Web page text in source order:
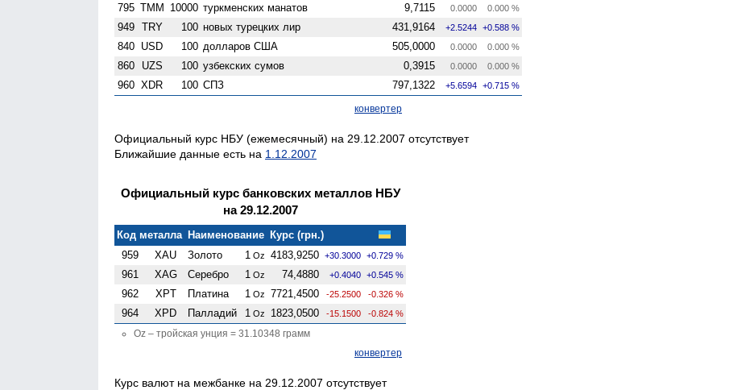
795 TMM 10000 туркменских манатов 9,7115 0.0000 0.000 %
949 TRY 100 новых турецких лир 431,9164 +2.5244 +0.588 %
840 USD 100 долларов США 505,0000 0.0000 0.000 %
860 UZS 100 узбекских сумов 0,3915 0.0000 0.000 %
960 XDR 100 СПЗ 797,1322 +5.6594 +0.715 %
конвертер
Официальный курс НБУ (ежемесячный) на 29.12.2007 отсутствует
Ближайшие данные есть на 1.12.2007
Официальный курс банковских металлов НБУ
на 29.12.2007
Код металла Наименование Курс (грн.)
959
XAU Золото 1 Oz 4183,9250 +30.3000 +0.729 %
961 XAG Серебро 1 Oz 74,4880 +0.4040 +0.545 %
962 XPT Платина 1 Oz 7721,4500 -25.2500 -0.326 %
964 XPD Палладий 1 Oz 1823,0500 -15.1500 -0.824 %
Oz – тройская унция = 31.10348 грамм
конвертер
Курс валют на межбанке на 29.12.2007 отсутствует